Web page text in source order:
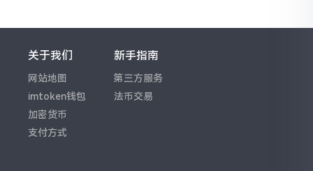
关于我们
网站地图
imtoken钱包
加密货币
支付方式
新手指南
第三方服务
法币交易